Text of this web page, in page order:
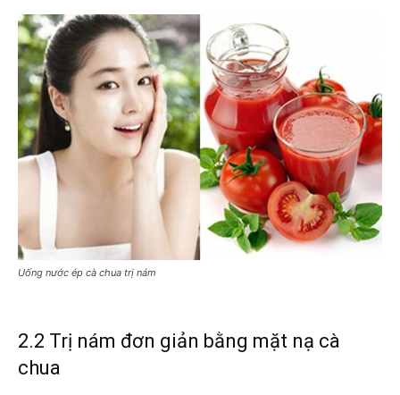
Uống nước ép cà chua trị nám
2.2 Trị nám đơn giản bằng mặt nạ cà
chua